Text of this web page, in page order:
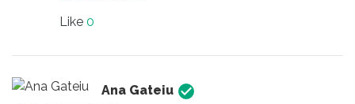
La Sinaia, Predeal etc. centrul devine
impracticabil, iar cei care locuiesc mai
Like 0
Ana Gateiu